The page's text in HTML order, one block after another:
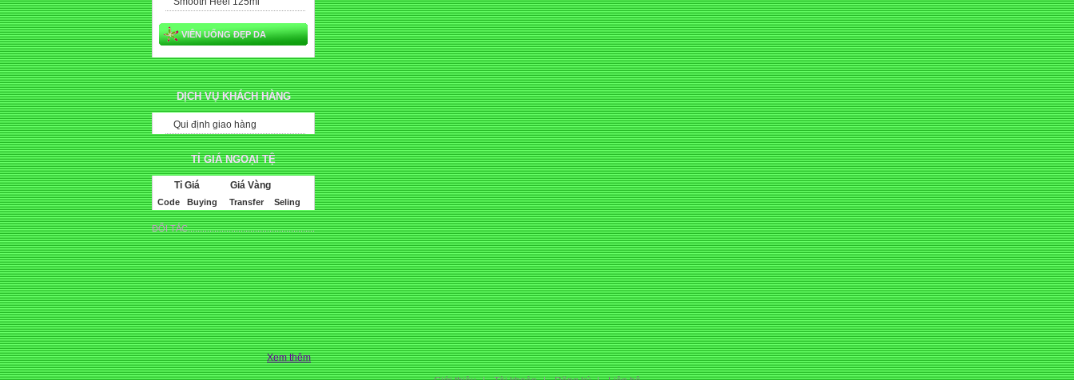
VIÊN UỐNG ĐẸP DA
DỊCH VỤ KHÁCH HÀNG
Qui định giao hàng
TỈ GIÁ NGOẠI TỆ
Tỉ Giá Giá Vàng
Code Buying Transfer Seling
ĐỐI TÁC.....................................................
Xem thêm